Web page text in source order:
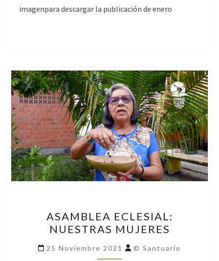
imagenpara descargar la publicación de enero
ECLESIAL:
NUESTRAS
MUJERES
ASAMBLEA ECLESIAL:
NUESTRAS MUJERES
25 Noviembre 2021 © Santuario